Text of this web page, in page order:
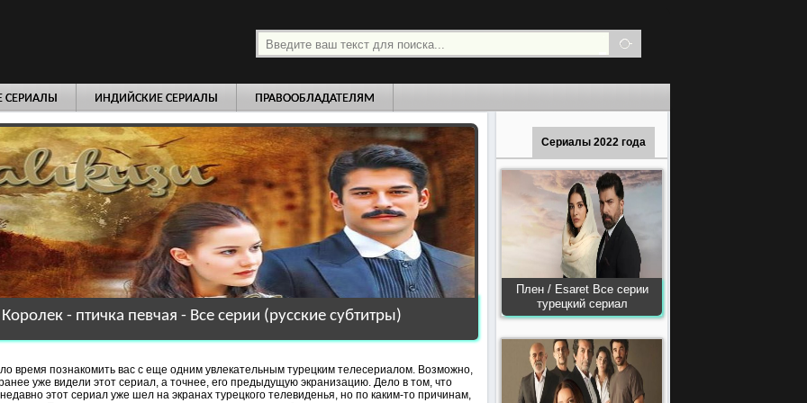
СЕРИАЛЫ ИНДИЙСКИЕ СЕРИАЛЫ ПРАВООБЛАДАТЕЛЯМ
Сериалы 2022 года
Плен / Esaret Все серии
турецкий сериал
Королек - птичка певчая - Все серии (русские субтитры)
время познакомить вас с еще одним увлекательным турецким телесериалом. Возможно,
уже видели этот сериал, а точнее, его предыдущую экранизацию. Дело в том, что
этот сериал уже шел на экранах турецкого телевиденья, но по каким-то причинам,